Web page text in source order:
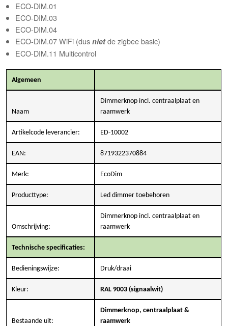
ECO-DIM.01
ECO-DIM.03
ECO-DIM.04
ECO-DIM.07 WiFi (dus niet de zigbee basic)
ECO-DIM.11 Multicontrol
Algemeen
Naam
Dimmerknop incl. centraalplaat en
raamwerk
Artikelcode leverancier: ED-10002
EAN: 8719322370884
Merk: EcoDim
Producttype: Led dimmer toebehoren
Omschrijving:
Dimmerknop incl. centraalplaat en
raamwerk
Technische specificaties:
Bedieningswijze: Druk/draai
Kleur: RAL 9003 (signaalwit)
Bestaande uit:
Dimmerknop, centraalplaat &
raamwerk